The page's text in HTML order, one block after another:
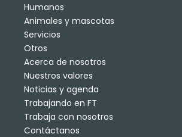
Humanos
Animales y mascotas
Servicios
Otros
Acerca de nosotros
Nuestros valores
Noticias y agenda
Trabajando en FT
Trabaja con nosotros
Contáctanos